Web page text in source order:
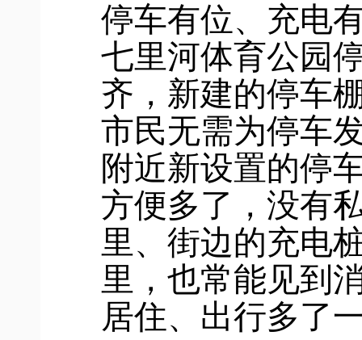
停车有位、充电
七里河体育公园
齐，新建的停车
市民无需为停车
附近新设置的停
方便多了，没有
里、街边的充电
里，也常能见到
居住、出行多了